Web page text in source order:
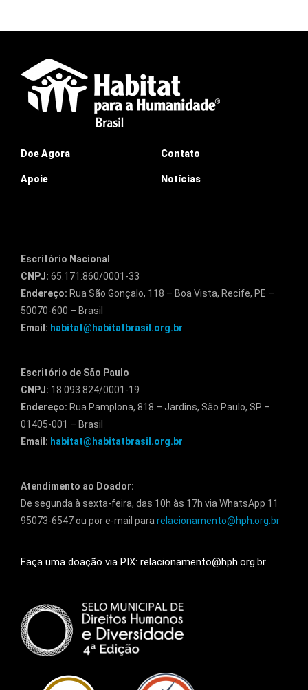
Doe Agora
Apoie
Contato
Notícias
Escritório Nacional
CNPJ: 65.171.860/0001-33
Endereço: Rua São Gonçalo, 118 – Boa Vista, Recife, PE –
50070-600 – Brasil
Email: habitat@habitatbrasil.org.br
Escritório de São Paulo
CNPJ: 18.093.824/0001-19
Endereço: Rua Pamplona, 818 – Jardins, São Paulo, SP –
01405-001 – Brasil
Email: habitat@habitatbrasil.org.br
Atendimento ao Doador:
De segunda à sexta-feira, das 10h às 17h via WhatsApp 11
95073-6547 ou por e-mail para relacionamento@hph.org.br
Faça uma doação via PIX: relacionamento@hph.org.br